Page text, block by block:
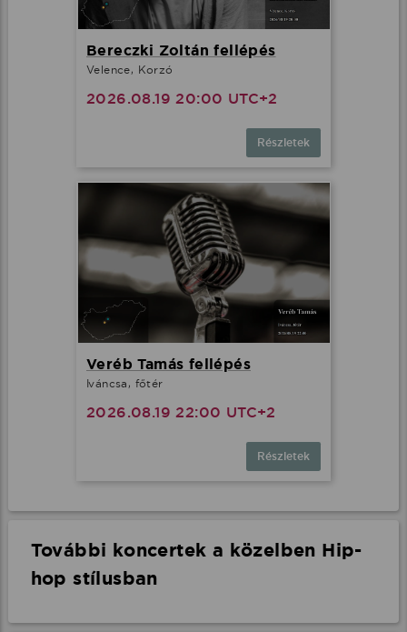
Bereczki Zoltán fellépés
Velence, Korzó
2026.08.19 20:00 UTC+2
Részletek
Veréb Tamás fellépés
Iváncsa, főtér
2026.08.19 22:00 UTC+2
Részletek
További koncertek a közelben Hip-
hop stílusban